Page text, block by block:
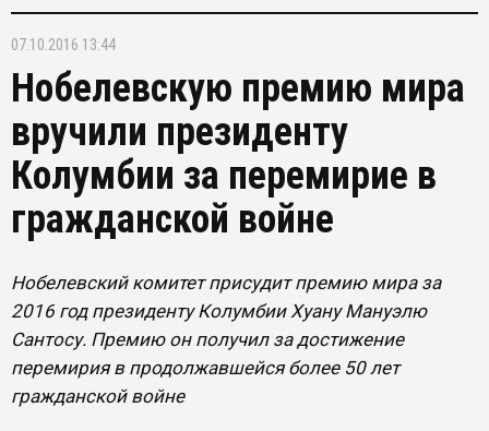
07.10.2016 13:44
Нобелевскую премию мира
вручили президенту
Колумбии за перемирие в
гражданской войне
Нобелевский комитет присудит премию мира за
2016 год президенту Колумбии Хуану Мануэлю
Сантосу. Премию он получил за достижение
перемирия в продолжавшейся более 50 лет
гражданской войне